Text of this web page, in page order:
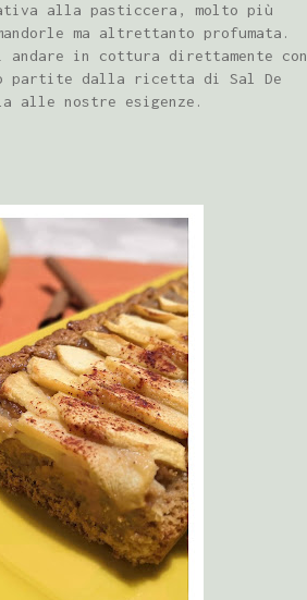
alla pasticcera, molto più
ma altrettanto profumata.
andare in cottura direttamente con
partite dalla ricetta di Sal De
alle nostre esigenze.